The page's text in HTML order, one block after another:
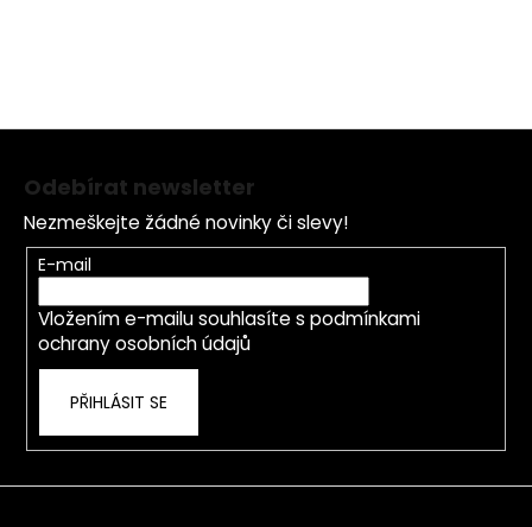
r
y
v
ý
i
Odebírat newsletter
Nezmeškejte žádné novinky či slevy!
E-mail
Vložením e-mailu souhlasíte s podmínkami
ochrany osobních údajů
PŘIHLÁSIT SE